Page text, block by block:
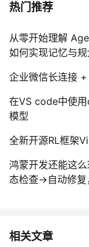
热门推荐
从零开始理解
如何实现记忆与
企业微信长连接
在VS code中使
模型
全新开源RL框架
鸿蒙开发还能这
态检查→自动修复
相关文章